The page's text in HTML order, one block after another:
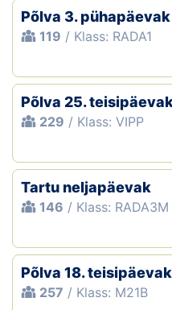
Põlva 3. pühapäevak
119 / Klass: RADA1
Põlva 25.
229 / Klass: VIPP
Tartu neljapäevak
146 / Klass: RADA3M
Põlva 18. teisipäevak
257 / Klass: M21B